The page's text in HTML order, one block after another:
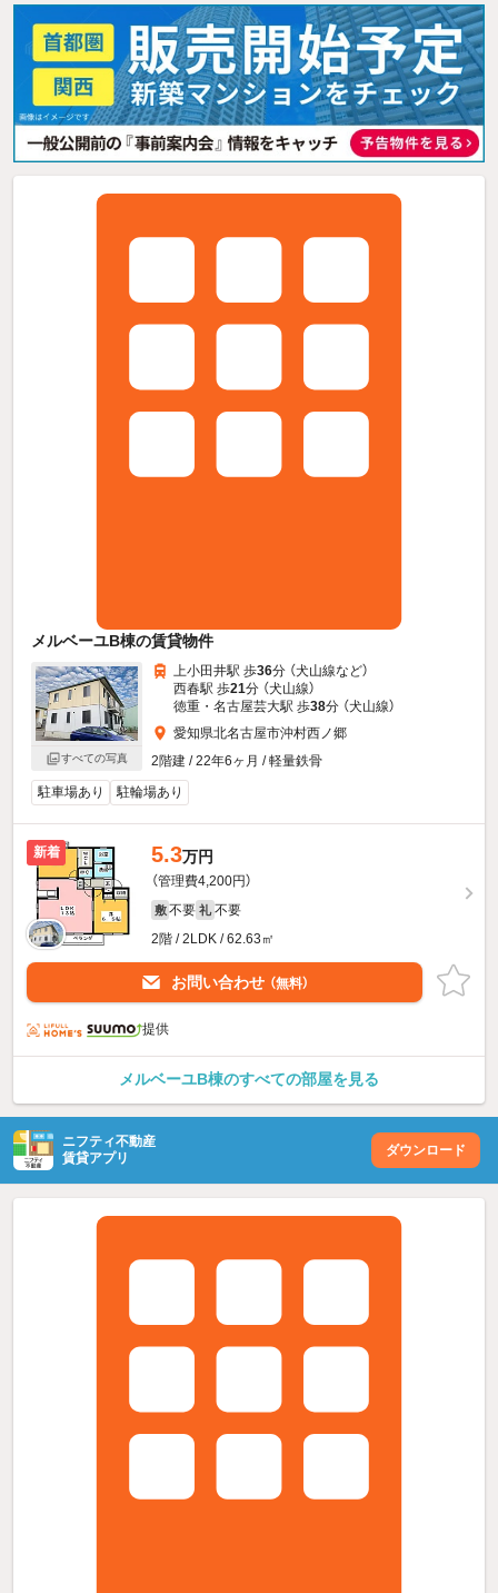
メルベーユB棟の賃貸物件
すべての写真
上小田井駅 歩36分 （犬山線など）
西春駅 歩21分 （犬山線）
徳重・名古屋芸大駅 歩38分 （犬山線）
愛知県北名古屋市沖村西ノ郷
2階建 / 22年6ヶ月 / 軽量鉄骨
駐車場あり
駐輪場あり
新着 5.3万円
（管理費4,200円）
敷 不要 礼 不要
2階 / 2LDK / 62.63㎡
お問い合わせ （無料）
提供
メルベーユB棟のすべての部屋を見る
ニフティ不動産
賃貸アプリ
ダウンロード